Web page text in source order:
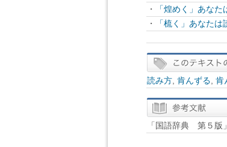
・
「煌めく」あな
・
「梳く」あなた
読み方 肯んずる 肯
「国語辞典 第５版